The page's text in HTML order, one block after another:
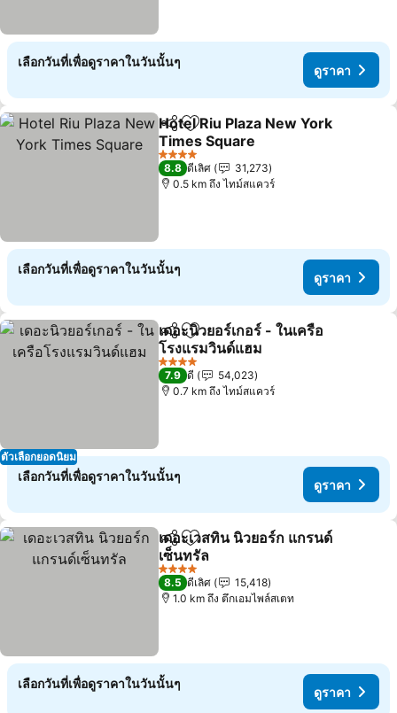
เลือกวันที่เพื่อดูราคาในวันนั้นๆ
ดูราคา
แชร์ เพิ่มในรายการโปรด
Hotel Riu Plaza New York
Times Square
ดูราคา
4 ดาว
8.8 ดีเลิศ
31,273
0.5 km ถึง ไทม์สแควร์
เลือกวันที่เพื่อดูราคาในวันนั้นๆ
ดูราคา
ตัวเลือกยอดนิยม
แชร์ เพิ่มในรายการโปรด
เดอะนิวยอร์เกอร์ - ในเครือ
โรงแรมวินด์แฮม
ดูราคา
4 ดาว
7.9 ดี
54,023
0.7 km ถึง ไทม์สแควร์
เลือกวันที่เพื่อดูราคาในวันนั้นๆ
ดูราคา
แชร์ เพิ่มในรายการโปรด
เดอะเวสทิน นิวยอร์ก แกรนด์
เซ็นทรัล
ดูราคา
4 ดาว
8.5 ดีเลิศ
15,418
1.0 km ถึง ตึกเอมไพล์สเตท
เลือกวันที่เพื่อดูราคาในวันนั้นๆ
ดูราคา